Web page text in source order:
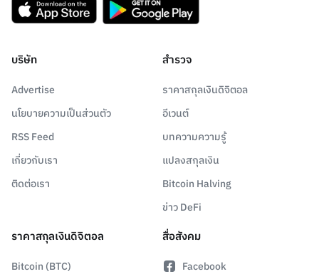
บริษัท
Advertise
นโยบายความเป็นส่วนตัว
RSS Feed
เกี่ยวกับเรา
ติดต่อเรา
สำรวจ
ราคาสกุลเงินดิจิตอล
อีเวนต์
บทความความรู้
แปลงสกุลเงิน
Bitcoin Halving
ข่าว DeFi
ราคาสกุลเงินดิจิตอล
Bitcoin (BTC)
สื่อสังคม
Facebook